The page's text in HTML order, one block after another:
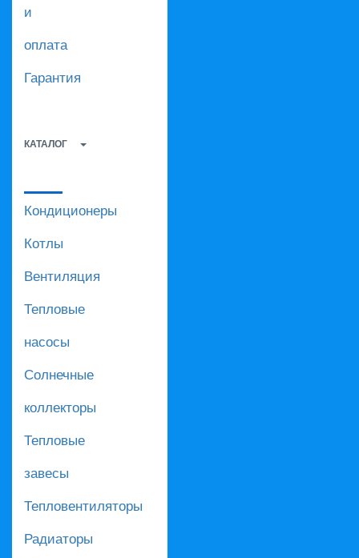
и
оплата
Гарантия
КАТАЛОГ
Кондиционеры
Котлы
Вентиляция
Тепловые
насосы
Солнечные
коллекторы
Тепловые
завесы
Тепловентиляторы
Радиаторы